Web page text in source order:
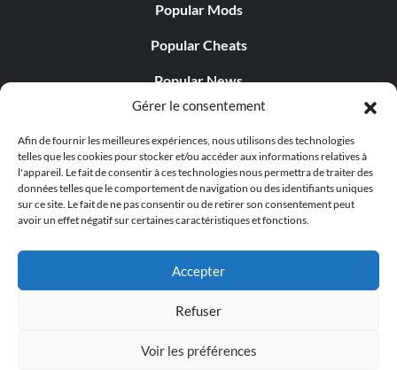
Gérer le consentement
Afin de fournir les meilleures expériences, nous utilisons des technologies
telles que les cookies pour stocker et/ou accéder aux informations relatives à
l'appareil. Le fait de consentir à ces technologies nous permettra de traiter des
données telles que le comportement de navigation ou des identifiants uniques
sur ce site. Le fait de ne pas consentir ou de retirer son consentement peut
avoir un effet négatif sur certaines caractéristiques et fonctions.
Accepter
Refuser
Voir les préférences
Popular Mods
Popular Cheats
Popular News
Popular Editorials
Popular Free Games
LATEST UPDATES
© 1998 - 2026 MegaGames.com All rights reserved